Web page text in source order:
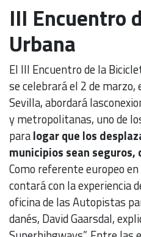
III Encuentro
Urbana
El III Encuentro de la
se celebrará el 2 de
Sevilla, abordará
y metropolitanas, uno de
paralogar que los
municipios sean seguros,
Como referente europeo
contará con la experiencia
oficina de las Autopistas
danés, David Gaarsdal,